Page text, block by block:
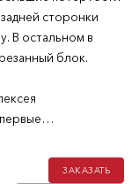
сторонки
В остальном в
блок.
ЗАКАЗАТЬ